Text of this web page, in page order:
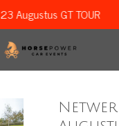
23 Augustus GT TOUR